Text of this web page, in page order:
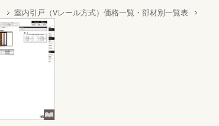
室内引戸（Vレール方式）価格一覧・部材別一覧表